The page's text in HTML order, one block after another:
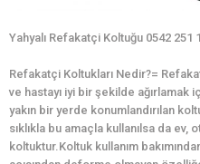
Yahyalı Refakatçi Koltuğu 0542 251
Refakatçi Koltukları Nedir?=
ve hastayı iyi bir şekilde ağırlamak
yakın bir yerde konumlandırılan
sıklıkla bu amaçla kullanılsa da
koltuktur.Koltuk kullanım